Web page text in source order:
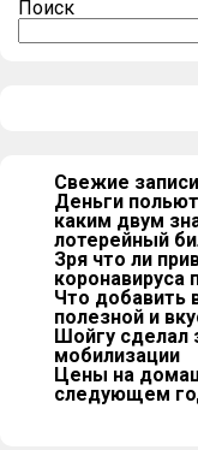
Поиск
Свежие записи
Деньги
каким двум
лотерейный
Зря что ли
коронавируса
Что добавить
полезной и
Шойгу сделал
мобилизации
Цены на
следующем